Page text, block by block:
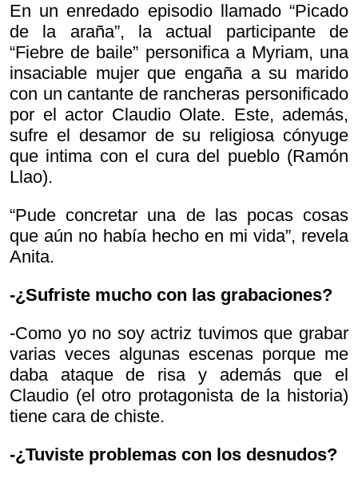
En un enredado episodio llamado “Picado
de la araña”, la actual participante de
“Fiebre de baile” personifica a Myriam, una
insaciable mujer que engaña a su marido
con un cantante de rancheras personificado
por el actor Claudio Olate. Este, además,
sufre el desamor de su religiosa cónyuge
que intima con el cura del pueblo (Ramón
Llao).
“Pude concretar una de las pocas cosas
que aún no había hecho en mi vida”, revela
Anita.
-¿Sufriste mucho con las grabaciones?
-Como yo no soy actriz tuvimos que grabar
varias veces algunas escenas porque me
daba ataque de risa y además que el
Claudio (el otro protagonista de la historia)
tiene cara de chiste.
-¿Tuviste problemas con los desnudos?